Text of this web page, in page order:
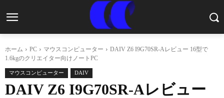
ホーム PC マウスコンピューター
DAIV Z6 I9G70SR-Aレビュー 16型で
1.6kgのクリエイター向けノートPC
マウスコンピューター DAIV
DAIV Z6 I9G70SR-Aレビュー